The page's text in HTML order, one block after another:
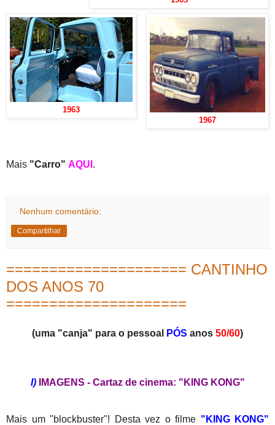
1963
1967
Mais "Carro" AQUI .
Nenhum comentário:
Compartilhar
===================== CANTINHO
DOS ANOS 70
=====================
(uma "canja" para o pessoal PÓS anos 50/60)
I) IMAGENS - Cartaz de cinema: "KING KONG"
Mais um "blockbuster"! Desta vez o filme "KING KONG"